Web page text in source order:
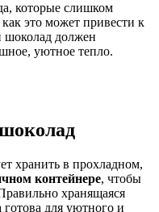
которые слишком
это может привести к
шоколад должен
уютное тепло.
хранить в прохладном,
контейнере, чтобы
хранящаяся
готова для уютного и